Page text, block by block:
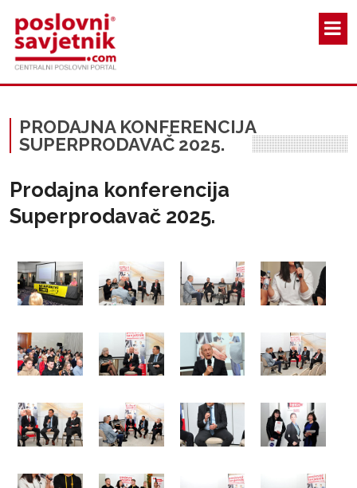
PRODAJNA KONFERENCIJA
SUPERPRODAVAČ 2025.
Prodajna konferencija
Superprodavač 2025.